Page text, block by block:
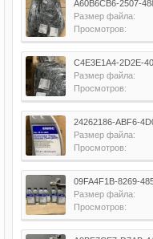
Размер файла:
Просмотров:
Размер файла:
Просмотров:
Размер файла:
Просмотров:
Размер файла:
Просмотров: